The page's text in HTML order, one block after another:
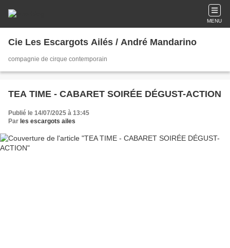
MENU
Cie Les Escargots Ailés / André Mandarino
compagnie de cirque contemporain
TEA TIME - CABARET SOIRÉE DÉGUST-ACTION
Publié le 14/07/2025 à 13:45
Par les escargots ailes